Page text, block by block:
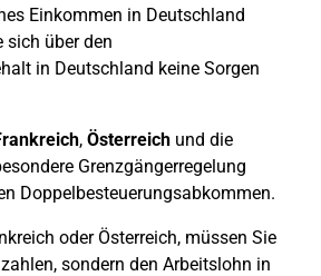
Einkommen in Deutschland
sich über den
in Deutschland keine Sorgen
, Österreich und die
Grenzgängerregelung
Doppelbesteuerungsabkommen.
oder Österreich, müssen Sie
sondern den Arbeitslohn in